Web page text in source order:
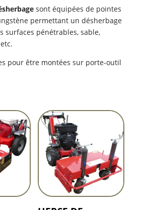
sont équipées de pointes
permettant un désherbage
surfaces pénétrables, sable,
pour être montées sur porte-outil